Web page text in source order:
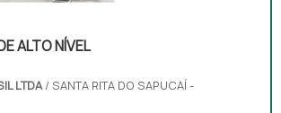
ALTO NÍVEL
LTDA / SANTA RITA DO SAPUCAÍ -